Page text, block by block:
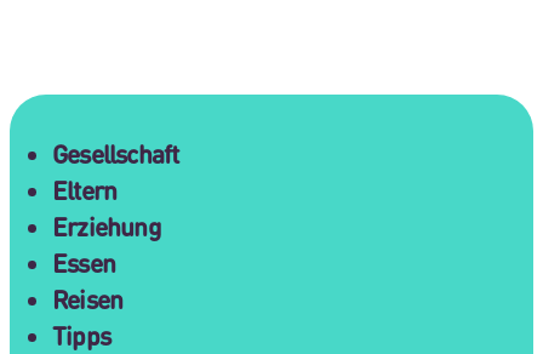
Gesellschaft
Eltern
Erziehung
Essen
Reisen
Tipps